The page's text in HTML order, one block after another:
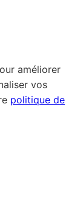
améliorer
vos
politique de